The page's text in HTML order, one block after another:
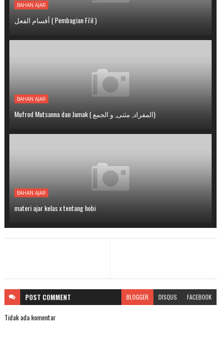
BAHAN AJAR
أقسام الفعل ( Pembagian Fi'il )
BAHAN AJAR
Mufrod Mutsanna dan Jamak ( المفراد, مثنى, و الجمع)
BAHAN AJAR
materi ajar kelas x tentang hobi
POST COMMENT BLOGGER DISQUS FACEBOOK
Tidak ada komentar